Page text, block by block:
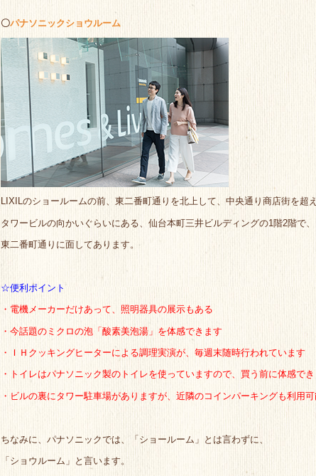
〇パナソニックショウルーム
LIXILのショールームの前、東二番町通りを北上して、中央通り商店街を超
タワービルの向かいぐらいにある、仙台本町三井ビルディングの1階2階で、
東二番町通りに面してあります。
☆便利ポイント
・電機メーカーだけあって、照明器具の展示もある
・今話題のミクロの泡「酸素美泡湯」を体感できます
・ＩＨクッキングヒーターによる調理実演が、毎週末随時行われています
・トイレはパナソニック製のトイレを使っていますので、買う前に体感で
・ビルの裏にタワー駐車場がありますが、近隣のコインパーキングも利用
ちなみに、パナソニックでは、「ショールーム」とは言わずに、
「ショウルーム」と言います。